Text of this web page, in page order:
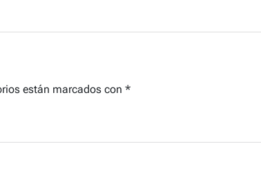
están marcados con *